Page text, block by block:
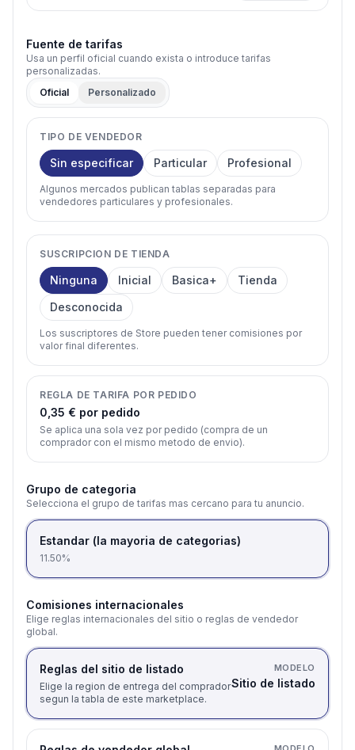
Fuente de tarifas
Usa un perfil oficial cuando exista o introduce tarifas
personalizadas.
Oficial
Personalizado
TIPO DE VENDEDOR
Sin especificar Particular Profesional
Algunos mercados publican tablas separadas para
vendedores particulares y profesionales.
SUSCRIPCION DE TIENDA
Ninguna Inicial Basica+
Tienda
Desconocida
Los suscriptores de Store pueden tener comisiones por
valor final diferentes.
REGLA DE TARIFA POR PEDIDO
0,35 € por pedido
Se aplica una sola vez por pedido (compra de un
comprador con el mismo metodo de envio).
Grupo de categoria
Selecciona el grupo de tarifas mas cercano para tu anuncio.
Estandar (la mayoria de categorias)
11.50%
Comisiones internacionales
Elige reglas internacionales del sitio o reglas de vendedor
global.
Reglas del sitio de listado
Elige la region de entrega del comprador
segun la tabla de este marketplace.
MODELO
Sitio de listado